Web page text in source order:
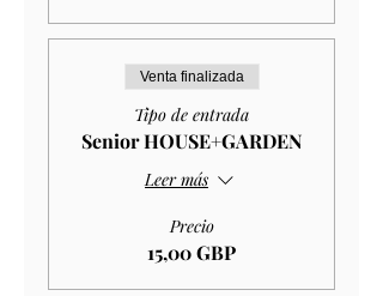
Venta finalizada
Tipo de entrada
Senior HOUSE+GARDEN
Leer más
Precio
15,00 GBP